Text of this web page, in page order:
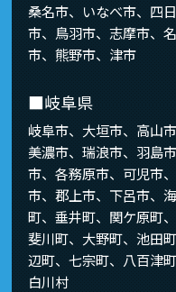
桑名市、いなべ市、四
市、鳥羽市、志摩市、
市、熊野市、津市
■岐阜県
岐阜市、大垣市、高山
美濃市、瑞浪市、羽島
市、各務原市、可児市
市、郡上市、下呂市、
町、垂井町、関ケ原町
斐川町、大野町、池田
辺町、七宗町、八百津
白川村